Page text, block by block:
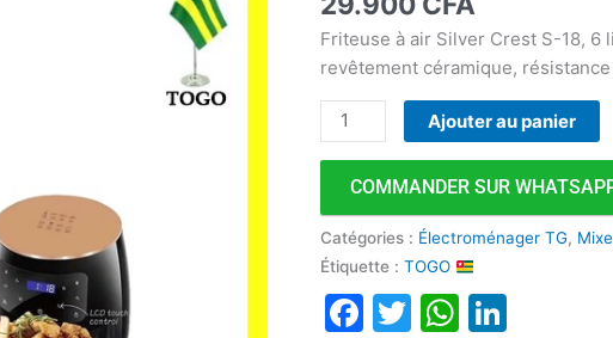
Friteuse à air Silver Crest S-18, 6
revêtement céramique,
Friteuse
à
Air
Crest
Ajouter au panier
COMMANDER SUR
Catégories : Électroménager TG,
Étiquette :TOGO
Facebook
Twitter